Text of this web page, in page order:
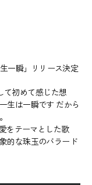
一瞬」リリース決定
て初めて感じた想
生は一瞬です だから
をテーマとした歌
的な珠玉のバラード